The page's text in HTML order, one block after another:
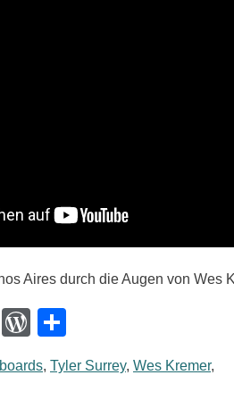
Aires durch die Augen von Wes
EmailWordPress
, Tyler Surrey, Wes Kremer,